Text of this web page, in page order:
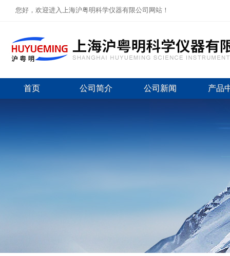
您好，欢迎进入上海沪粤明科学仪器有限公司网站！
首页 公司简介 公司新闻 产品